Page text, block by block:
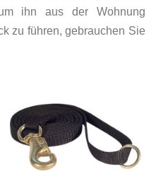
ihn aus der Wohnung
zu führen, gebrauchen Sie